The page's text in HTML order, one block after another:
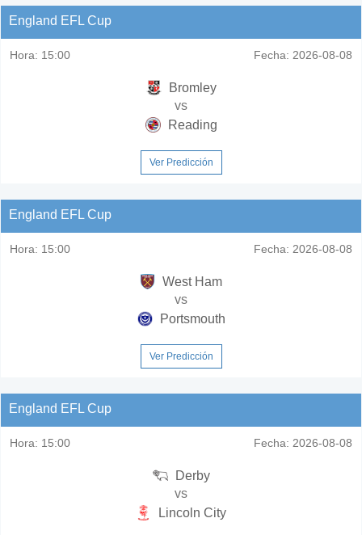
England EFL Cup
Hora: 15:00 Fecha: 2026-08-08
Bromley
vs
Reading
Ver Predicción
England EFL Cup
Hora: 15:00 Fecha: 2026-08-08
West Ham
vs
Portsmouth
Ver Predicción
England EFL Cup
Hora: 15:00 Fecha: 2026-08-08
Derby
vs
Lincoln City